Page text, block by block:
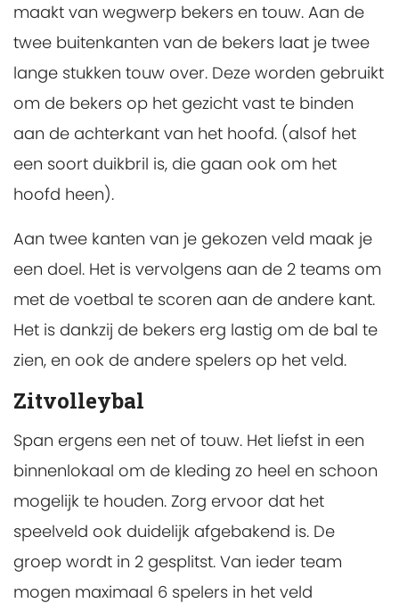
maakt van wegwerp bekers en touw. Aan de
twee buitenkanten van de bekers laat je twee
lange stukken touw over. Deze worden gebruikt
om de bekers op het gezicht vast te binden
aan de achterkant van het hoofd. (alsof het
een soort duikbril is, die gaan ook om het
hoofd heen).
Aan twee kanten van je gekozen veld maak je
een doel. Het is vervolgens aan de 2 teams om
met de voetbal te scoren aan de andere kant.
Het is dankzij de bekers erg lastig om de bal te
zien, en ook de andere spelers op het veld.
Zitvolleybal
Span ergens een net of touw. Het liefst in een
binnenlokaal om de kleding zo heel en schoon
mogelijk te houden. Zorg ervoor dat het
speelveld ook duidelijk afgebakend is. De
groep wordt in 2 gesplitst. Van ieder team
mogen maximaal 6 spelers in het veld